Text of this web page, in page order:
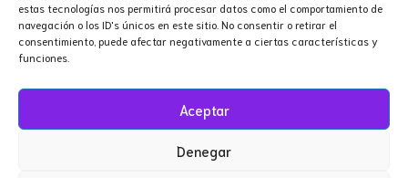
estas tecnologías nos permitirá procesar datos como el comportamiento de
navegación o los ID's únicos en este sitio. No consentir o retirar el
consentimiento, puede afectar negativamente a ciertas características y
funciones.
Aceptar
Denegar
Síguenos en nuestras redes.